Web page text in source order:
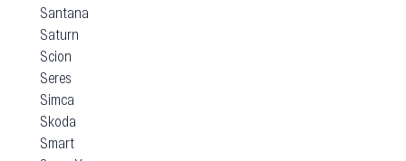
Santana
Saturn
Scion
Seres
Simca
Skoda
Smart